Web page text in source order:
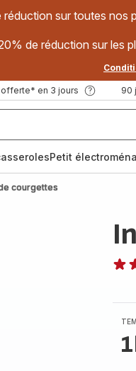
sur toutes nos
de réduction sur les
en 3 jours 90
Petit
courgettes